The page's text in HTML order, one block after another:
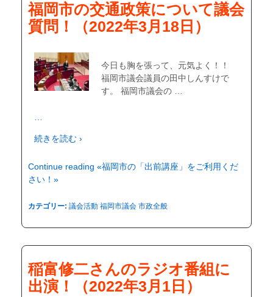
福岡市の交通政策について議会
質問！（2022年3月18日）
今日も胸を張って、元気よく！！
福岡市議会議員の田中しんすけで
す。 福岡市議会の …
続きを読む ›
Continue reading «福岡市の「出前講座」をご利用くだ
さい！»
カテゴリー: 議会活動 福岡市議会 市政全般
稲富修二さんのラジオ番組に
出演！（2022年3月1日）